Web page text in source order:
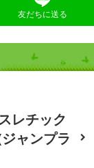
友だちに送る
レチック
ャンプラ